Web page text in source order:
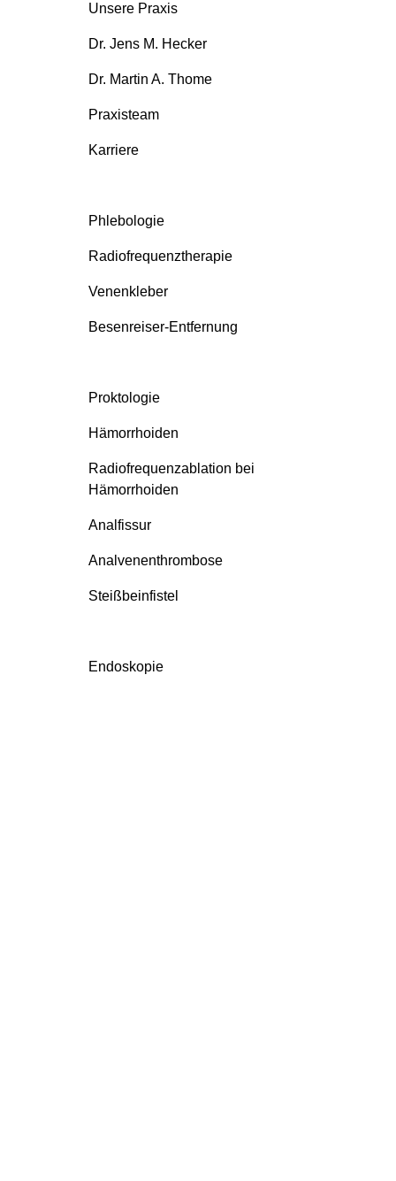
Unsere Praxis
Dr. Jens M. Hecker
Dr. Martin A. Thome
Praxisteam
Karriere
Phlebologie
Radiofrequenztherapie
Venenkleber
Besenreiser-Entfernung
Proktologie
Hämorrhoiden
Radiofrequenzablation bei
Hämorrhoiden
Analfissur
Analvenenthrombose
Steißbeinfistel
Endoskopie